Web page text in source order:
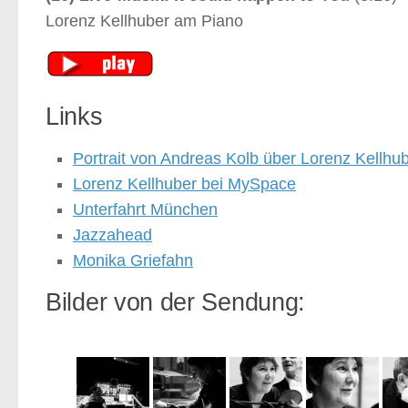
Lorenz Kellhuber am Piano
Links
Portrait von Andreas Kolb über Lorenz
Lorenz Kellhuber bei MySpace
Unterfahrt München
Jazzahead
Monika Griefahn
Bilder von der Sendung: